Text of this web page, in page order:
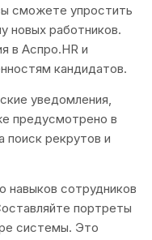
сможете упростить
новых работников.
в Аспро.HR и
кандидатов.
уведомления,
предусмотрено в
рекрутов и
навыков сотрудников
портреты
системы. Это